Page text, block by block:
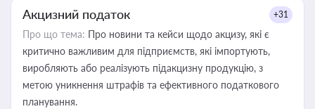
Акцизний податок +31
Про що тема: Про новини та кейси щодо акцизу, які є
критично важливим для підприємств, які імпортують,
виробляють або реалізують підакцизну продукцію, з
метою уникнення штрафів та ефективного податкового
планування.